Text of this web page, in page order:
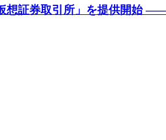
想証券取引所」を提供開始